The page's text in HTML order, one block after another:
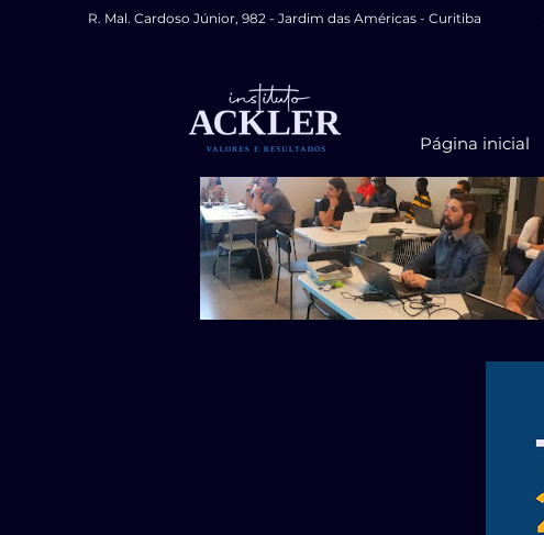
R. Mal. Cardoso Júnior, 982 - Jardim das Américas - Curitiba
Página inicial